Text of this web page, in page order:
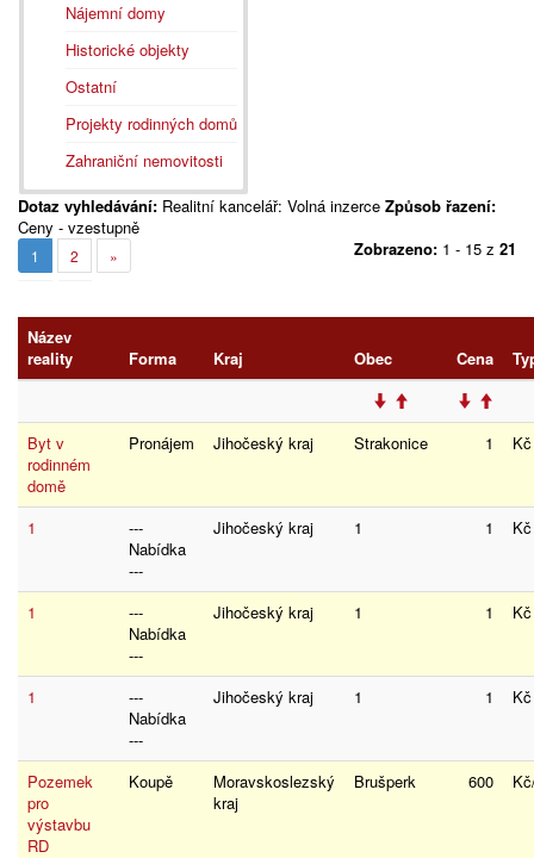
Nájemní domy
Historické objekty
Ostatní
Projekty rodinných domů
Zahraniční nemovitosti
Dotaz vyhledávání: Realitní kancelář: Volná inzerce Způsob řazení:
Ceny - vzestupně
1 2 » Zobrazeno: 1 - 15 z 21
Název
reality
Forma Kraj Obec Cena
Byt v
rodinném
domě
Pronájem Jihočeský kraj Strakonice 1
1
---
Nabídka
---
Jihočeský kraj 1 1
1
---
Nabídka
---
Jihočeský kraj 1 1
1
---
Nabídka
---
Jihočeský kraj 1 1
Pozemek
pro
výstavbu
RD
Koupě
Moravskoslezský
kraj
Brušperk 600